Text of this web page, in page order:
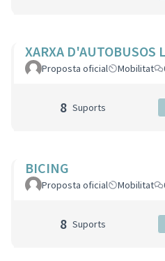
XARXA D'AUTOBUSOS
Proposta oficial Mobilitat
8 Suports
BICING
Proposta oficial Mobilitat
8 Suports